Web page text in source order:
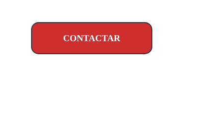
CONTACTAR